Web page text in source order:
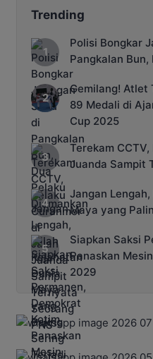
Trending
Polisi Bongkar
Pangkalan Bun,
Gemilang! Atlet
89 Medali di
Cup 2025
Terekam
Juanda Sampit
Jangan
Maya yang
Siapkan Saksi
Panaskan
2029